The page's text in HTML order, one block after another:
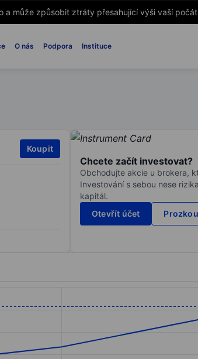
a může způsobit ztráty přesahující výši vaší
O nás Podpora Instituce
Koupit
Chcete začít investovat?
Obchodujte akcie u brokera,
Investování s sebou nese
kapitál.
Otevřít účet
from 64.6 to 69.6.